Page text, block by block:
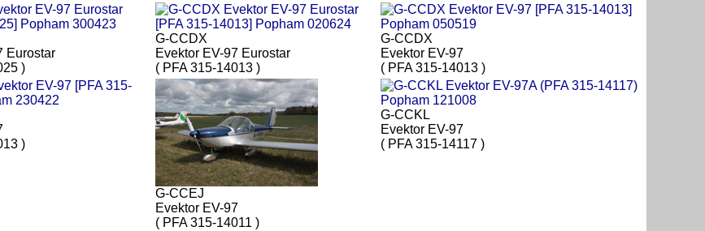
Eurostar
)
G-CCDX
Evektor EV-97 Eurostar
( PFA 315-14013 )
G-CCDX
Evektor EV-97
( PFA 315-14013 )
)
G-CCEJ
Evektor EV-97
( PFA 315-14011 )
G-CCKL
Evektor EV-97
( PFA 315-14117 )